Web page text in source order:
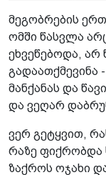
მეგობრების
ომში წასვლა
ეხვეწებოდა, არ
გადაათქმევინა
მანქანას და
და ვეღარ
ვერ გეტყვით,
რაზე ფიქრობდა
ზაქროს ოჯახი